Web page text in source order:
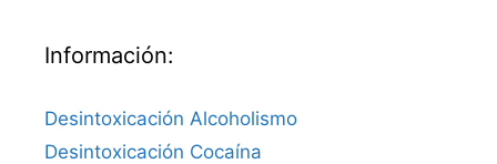
Información:
Desintoxicación Alcoholismo
Desintoxicación Cocaína